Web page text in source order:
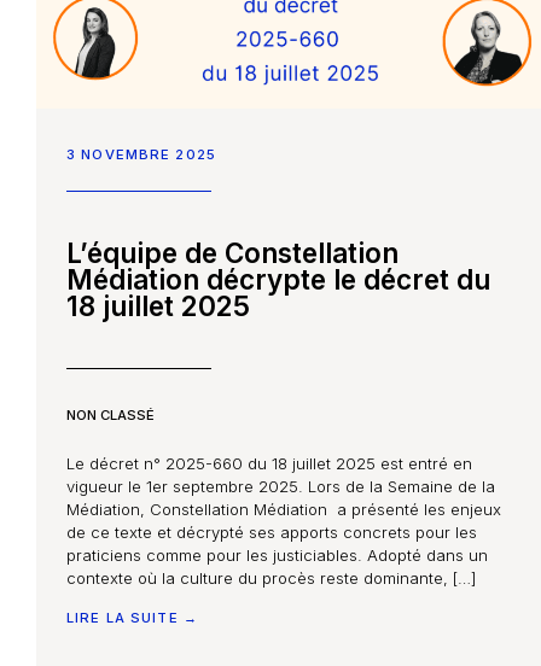
3 NOVEMBRE 2025
L’équipe de Constellation
Médiation décrypte le décret du
18 juillet 2025
NON CLASSÉ
Le décret n° 2025-660 du 18 juillet 2025 est entré en
vigueur le 1er septembre 2025. Lors de la Semaine de la
Médiation, Constellation Médiation a présenté les enjeux
de ce texte et décrypté ses apports concrets pour les
praticiens comme pour les justiciables. Adopté dans un
contexte où la culture du procès reste dominante, […]
LIRE LA SUITE →